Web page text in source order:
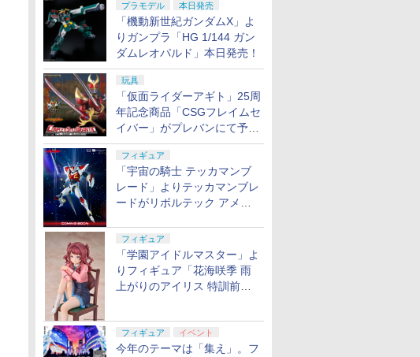
プラモデル 本日発売
「機動新世紀ガンダムX」よ
りガンプラ「HG 1/144 ガン
ダムレオパルド」本日発売！
玩具
「仮面ライダーアギト」25周
年記念商品「CSGフレイムセ
イバー」がプレバンにて予約
開始
フィギュア
「宇宙の騎士 テッカマンブ
レード」よりテッカマンブレ
ードがリボルテック アメイ
定
フィギュア
「学園アイドルマスター」よ
りフィギュア「花海咲季 雨
上がりのアイリス 特訓前
フィギュア イベント
今年のテーマは「集え」。フ